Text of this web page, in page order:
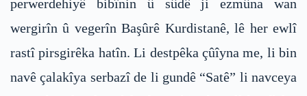
perwerdehiyê bibînin û sûdê ji ezmûna wan
wergirîn û vegerîn Başûrê Kurdistanê, lê her ewlî
rastî pirsgirêka hatîn. Li destpêka çûîyna me, li bin
navê çalakîya serbazî de li gundê “Satê” li navceya